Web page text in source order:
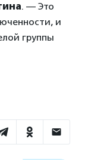
. — Это
и
группы